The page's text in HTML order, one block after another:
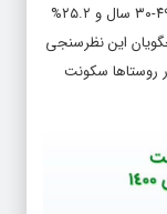
۲۷.۲% در بازه سنی ۲۹-۱۸ سال، ۴۷.۶% در سنین ۴۹-۳۰ سال و ۲۵.۲%
از آن بوده‌اند. ۳۹% پاسخگویان این نظرسنجی
۳۶% در سایر شهرها و ۲۵.۱% در روستاها سکونت